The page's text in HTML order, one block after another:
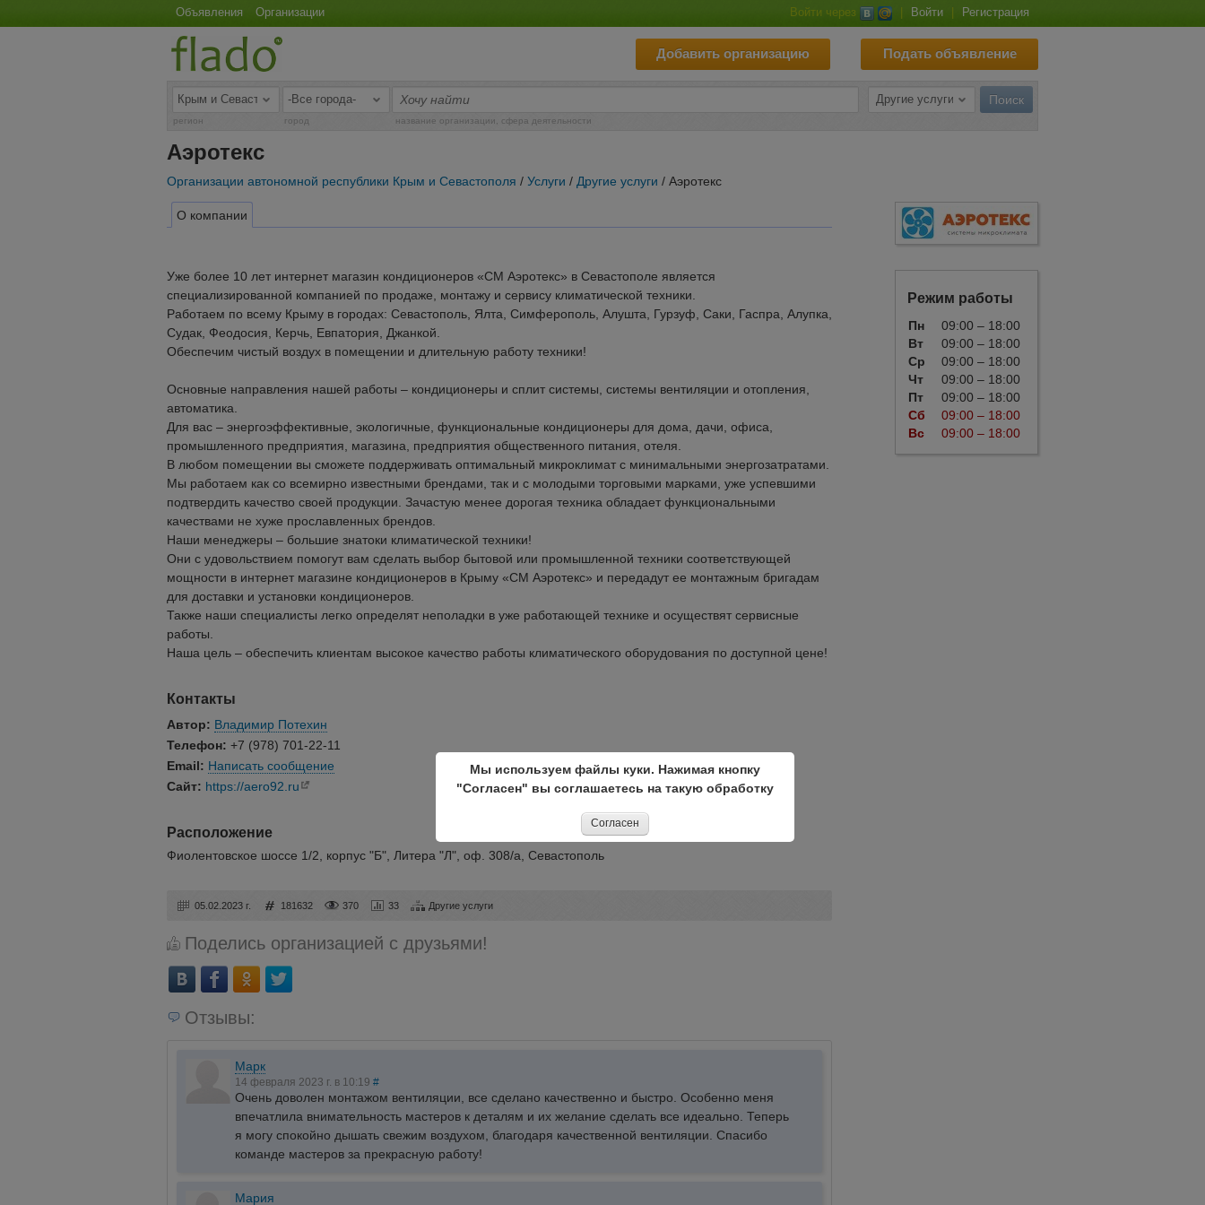
Объявления Организации Войти через Войти Регистрация
Подать объявление
Добавить организацию
регион город название организации, сфера деятельности
Аэротекс
Организации автономной республики Крым и Севастополя / Услуги / Другие услуги / Аэротекс
Режим работы
Пн
09:00 – 18:00
Вт
09:00 – 18:00
Ср
09:00 – 18:00
Чт
09:00 – 18:00
Пт
09:00 – 18:00
Сб
09:00 – 18:00
Вс
09:00 – 18:00
О компании
Уже более 10 лет интернет магазин кондиционеров «СМ Аэротекс» в Севастополе является
специализированной компанией по продаже, монтажу и сервису климатической техники.
Работаем по всему Крыму в городах: Севастополь, Ялта, Симферополь, Алушта, Гурзуф, Саки, Гаспра, Алупка,
Судак, Феодосия, Керчь, Евпатория, Джанкой.
Обеспечим чистый воздух в помещении и длительную работу техники!
Основные направления нашей работы – кондиционеры и сплит системы, системы вентиляции и отопления,
автоматика.
Для вас – энергоэффективные, экологичные, функциональные кондиционеры для дома, дачи, офиса,
промышленного предприятия, магазина, предприятия общественного питания, отеля.
В любом помещении вы сможете поддерживать оптимальный микроклимат с минимальными энергозатратами.
Мы работаем как со всемирно известными брендами, так и с молодыми торговыми марками, уже успевшими
подтвердить качество своей продукции. Зачастую менее дорогая техника обладает функциональными
качествами не хуже прославленных брендов.
Наши менеджеры – большие знатоки климатической техники!
Они с удовольствием помогут вам сделать выбор бытовой или промышленной техники соответствующей
мощности в интернет магазине кондиционеров в Крыму «СМ Аэротекс» и передадут ее монтажным бригадам
для доставки и установки кондиционеров.
Также наши специалисты легко определят неполадки в уже работающей технике и осуществят сервисные
работы.
Наша цель – обеспечить клиентам высокое качество работы климатического оборудования по доступной цене!
Контакты
Автор: Владимир Потехин
Телефон: +7 (978) 701-22-11
Email: Написать сообщение
Сайт: https://aero92.ru
Расположение
Фиолентовское шоссе 1/2, корпус "Б", Литера "Л", оф. 308/а, Севастополь
05.02.2023 г. 181632 370 33 Другие услуги
Поделись организацией с друзьями!
Отзывы:
Марк
14 февраля 2023 г. в 10:19 #
Очень доволен монтажом вентиляции, все сделано качественно и быстро. Особенно меня
впечатлила внимательность мастеров к деталям и их желание сделать все идеально. Теперь
я могу спокойно дышать свежим воздухом, благодаря качественной вентиляции. Спасибо
команде мастеров за прекрасную работу!
Мария
Мы используем файлы куки. Нажимая кнопку
"Согласен" вы соглашаетесь на такую обработку
Согласен